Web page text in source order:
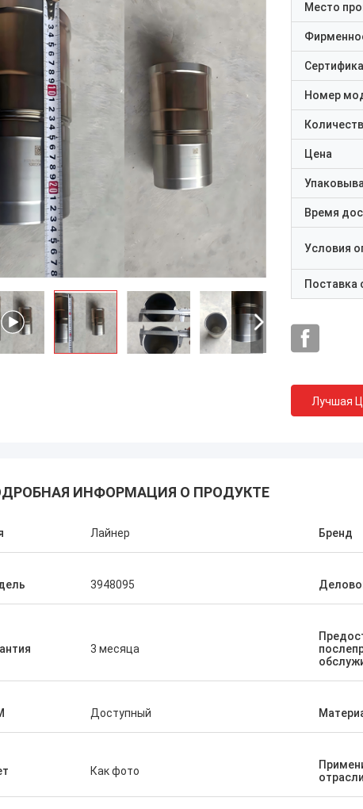
Место
Номер
Цена
Время
Условия
Поставка
Лучшая
ИНФОРМАЦИЯ О ПРОДУКТЕ
Лайнер Бренд
3948095
3 месяца
Доступный
Как фото
отрасли